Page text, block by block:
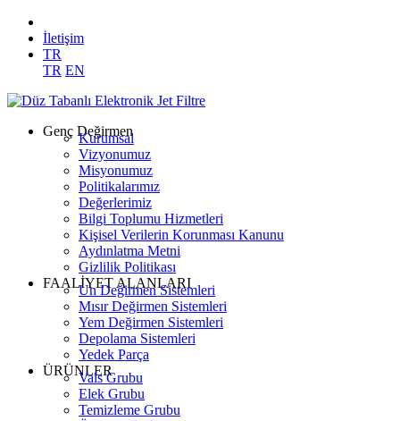
İletişim
TR
TR EN
Genç Değirmen
Kurumsal
Vizyonumuz
Misyonumuz
Politikalarımız
Değerlerimiz
Bilgi Toplumu Hizmetleri
Kişisel Verilerin Korunması Kanunu
Aydınlatma Metni
Gizlilik Politikası
FAALİYET ALANLARI
Un Değirmen Sistemleri
Mısır Değirmen Sistemleri
Yem Değirmen Sistemleri
Depolama Sistemleri
Yedek Parça
ÜRÜNLER
Vals Grubu
Elek Grubu
Temizleme Grubu